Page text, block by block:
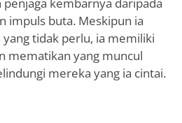
impuls buta. Meskipun ia
tidak perlu, ia memiliki
mematikan yang muncul
mereka yang ia cintai.